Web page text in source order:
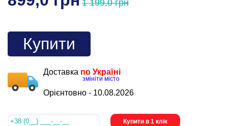
1 199,0 грн
Купити
Доставка по Україні
змініти місто
Орієнтовно - 10.08.2026
Купити в 1 клік